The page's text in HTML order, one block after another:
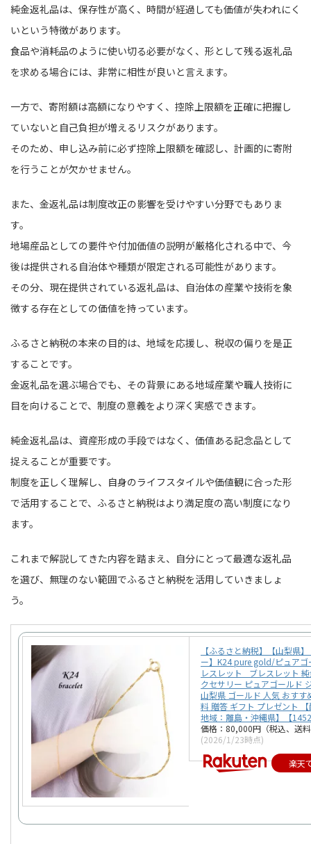
純金返礼品は、保存性が高く、時間が経過しても価値が失われにく
いという特徴があります。
食品や消耗品のように使い切る必要がなく、形として残る返礼品
を求める場合には、非常に相性が良いと言えます。
一方で、寄附額は高額になりやすく、控除上限額を正確に把握し
ていないと自己負担が増えるリスクがあります。
そのため、申し込み前に必ず控除上限額を確認し、計画的に寄附
を行うことが欠かせません。
また、金返礼品は制度改正の影響を受けやすい分野でもありま
す。
地場産品としての要件や付加価値の説明が厳格化される中で、今
後は提供される自治体や種類が限定される可能性があります。
その分、現在提供されている返礼品は、自治体の産業や技術を象
徴する存在としての価値を持っています。
ふるさと納税の本来の目的は、地域を応援し、税収の偏りを是正
することです。
金返礼品を選ぶ場合でも、その背景にある地域産業や職人技術に
目を向けることで、制度の意義をより深く実感できます。
純金返礼品は、資産形成の手段ではなく、価値ある記念品として
捉えることが重要です。
制度を正しく理解し、自身のライフスタイルや価値観に合った形
で活用することで、ふるさと納税はより満足度の高い制度になり
ます。
これまで解説してきた内容を踏まえ、自分にとって最適な返礼品
を選び、無理のない範囲でふるさと納税を活用していきましょ
う。
【ふるさと納税】【山梨県
ー】K24 pure gold/ピュアゴ
レスレット_ ブレスレット
クセサリー ピュアゴールド
山梨県 ゴールド 人気 おすす
料 贈答 ギフト プレゼント
地域：離島・沖縄県】【
価格：80,000円（税込、送
(2026/1/23時点)
楽天